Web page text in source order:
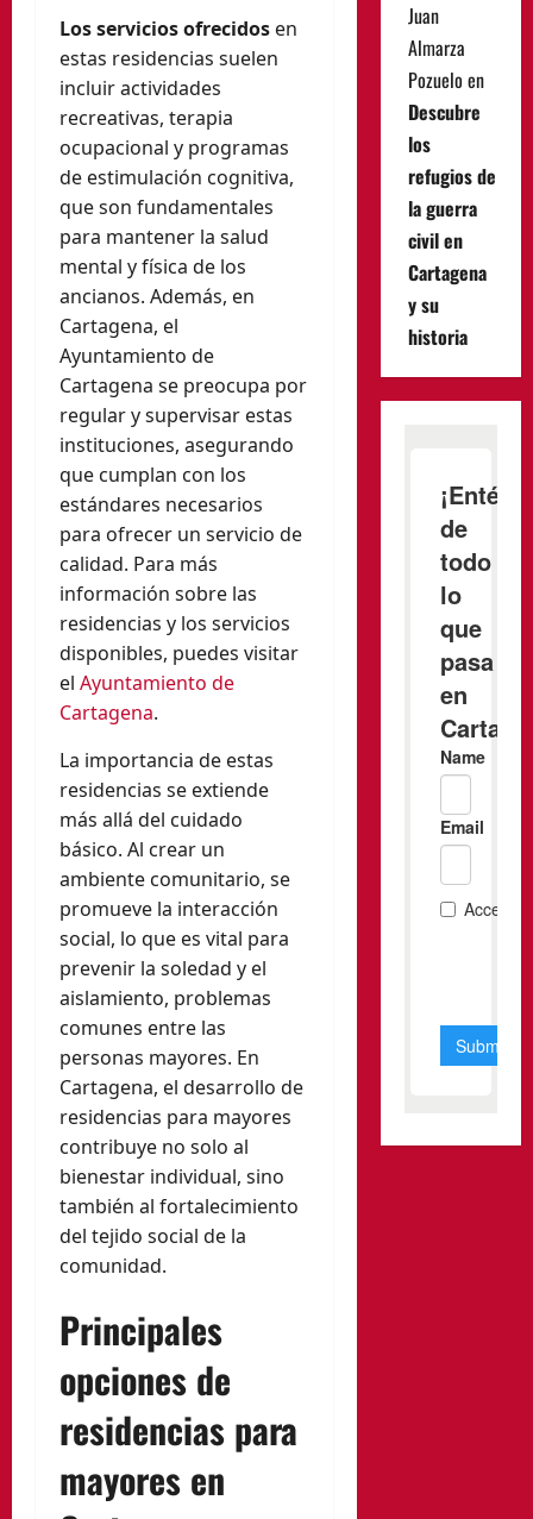
Los servicios ofrecidos en
estas residencias suelen
incluir actividades
recreativas, terapia
ocupacional y programas
de estimulación cognitiva,
que son fundamentales
para mantener la salud
mental y física de los
ancianos. Además, en
Cartagena, el
Ayuntamiento de
Cartagena se preocupa por
regular y supervisar estas
instituciones, asegurando
que cumplan con los
estándares necesarios
para ofrecer un servicio de
calidad. Para más
información sobre las
residencias y los servicios
disponibles, puedes visitar
el Ayuntamiento de
Cartagena.
La importancia de estas
residencias se extiende
más allá del cuidado
básico. Al crear un
ambiente comunitario, se
promueve la interacción
social, lo que es vital para
prevenir la soledad y el
aislamiento, problemas
comunes entre las
personas mayores. En
Cartagena, el desarrollo de
residencias para mayores
contribuye no solo al
bienestar individual, sino
también al fortalecimiento
del tejido social de la
comunidad.
Principales
opciones de
residencias para
mayores en
Juan
Almarza
Pozuelo en
Descubre
los
refugios de
la guerra
civil en
Cartagena
y su
historia